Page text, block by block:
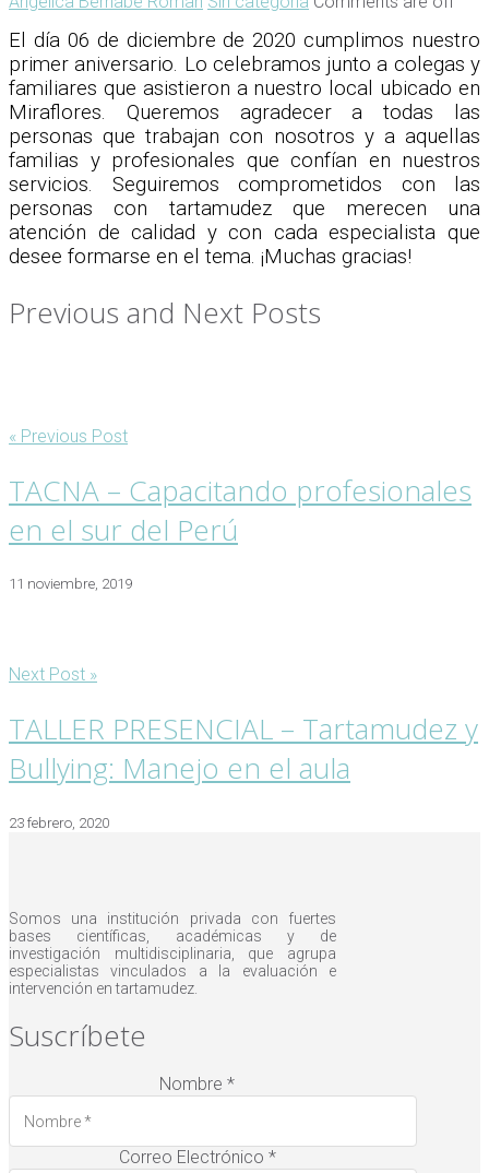
El día 06 de diciembre de 2020 cumplimos nuestro
primer aniversario. Lo celebramos junto a colegas y
familiares que asistieron a nuestro local ubicado en
Miraflores. Queremos agradecer a todas las
personas que trabajan con nosotros y a aquellas
familias y profesionales que confían en nuestros
servicios. Seguiremos comprometidos con las
personas con tartamudez que merecen una
atención de calidad y con cada especialista que
desee formarse en el tema. ¡Muchas gracias!
Previous and Next Posts
« Previous Post
TACNA – Capacitando profesionales
en el sur del Perú
11 noviembre, 2019
Next Post »
TALLER PRESENCIAL – Tartamudez y
Bullying: Manejo en el aula
23 febrero, 2020
Somos una institución privada con fuertes
bases científicas, académicas y de
investigación multidisciplinaria, que agrupa
especialistas vinculados a la evaluación e
intervención en tartamudez.
Suscríbete
Nombre*
Correo Electrónico *